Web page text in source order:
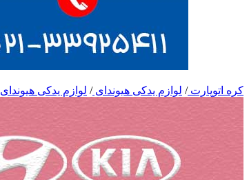
کره اتوپارت/ لوازم یدکی هیوندای/ لوازم یدکی هیوندای i30